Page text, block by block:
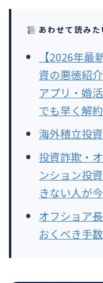
あわせて読みた
【2026年
資の悪徳紹
アプリ・婚
でも早く解
海外積立投
投資詐欺・
ンション投
きない人が
オフショア
おくべき手